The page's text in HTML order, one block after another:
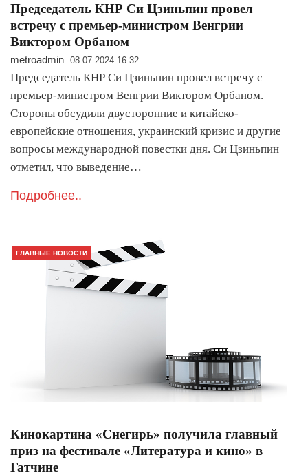
Председатель КНР Си Цзиньпин провел
встречу с премьер-министром Венгрии
Виктором Орбаном
metroadmin 08.07.2024 16:32
Председатель КНР Си Цзиньпин провел встречу с
премьер-министром Венгрии Виктором Орбаном.
Стороны обсудили двусторонние и китайско-
европейские отношения, украинский кризис и другие
вопросы международной повестки дня. Си Цзиньпин
отметил, что выведение…
Подробнее..
ГЛАВНЫЕ НОВОСТИ
Кинокартина «Снегирь» получила главный
приз на фестивале «Литература и кино» в
Гатчине